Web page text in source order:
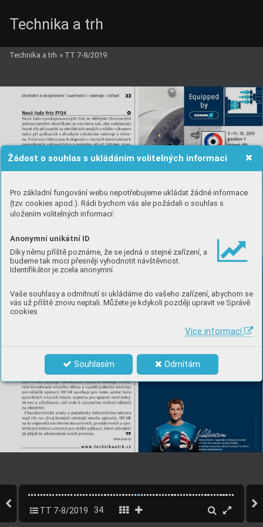
Žádost o souhlas s ukládáním volitelných informací
Pro základní fungování webu nepotřebujeme ukládat žádné informace
(tzv. cookies apod.). Rádi bychom vás ale požádali o souhlas s
uložením volitelných informací:
Anonymní unikátní ID
Díky němu příště poznáme, že se jedná o stejné zařízení, a
budeme tak moci přesněji vyhodnotit návštěvnost.
Identifikátor je zcela anonymní.
Vaše souhlasy a odmítnutí si ukládáme do vašeho zařízení, abychom se
vás už příště znovu neptali. Můžete je kdykoli později upravit ve Správě
cookies
Více informací
Souhlasím Odmítám
Technika a trh
Technika a trh » TT 7-8/2019
TT 7-8/2019 34